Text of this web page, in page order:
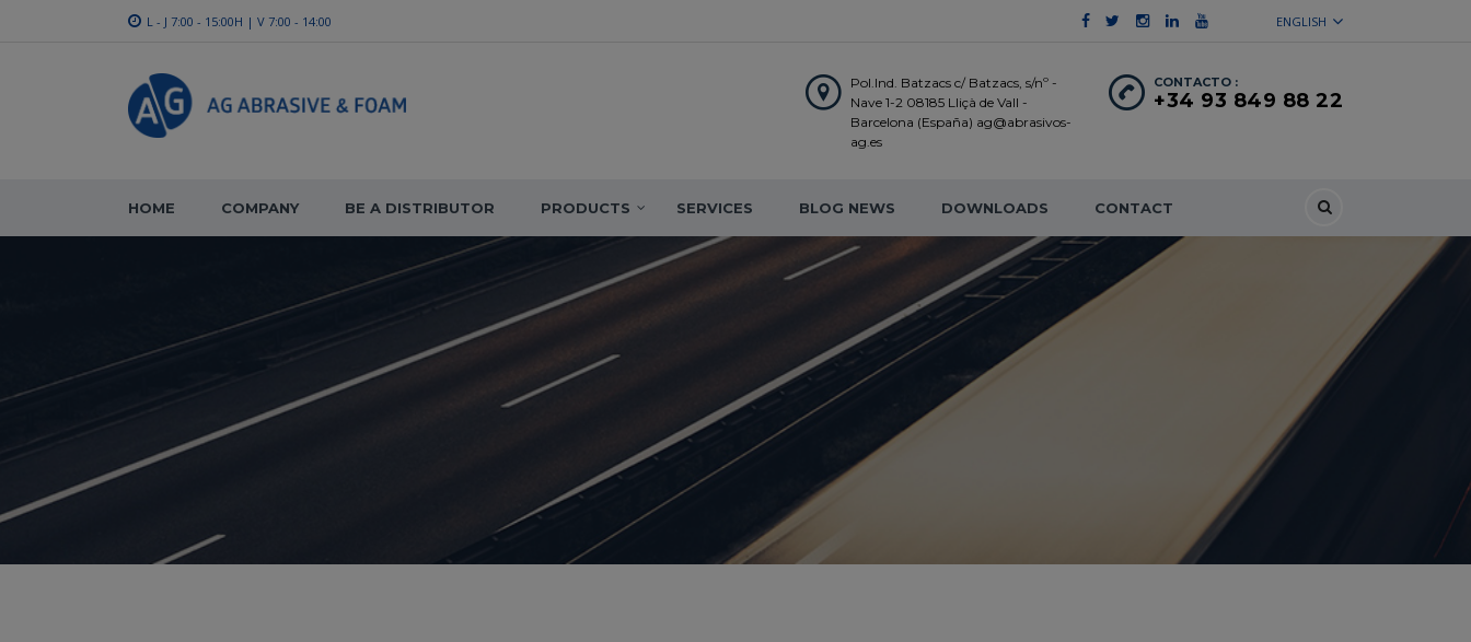
ENGLISH
L - J 7:00 - 15:00H | V 7:00 - 14:00
CONTACTO :
+34 93 849 88 22
Pol.Ind. Batzacs c/ Batzacs, s/nº -
Nave 1-2 08185 Lliçà de Vall -
Barcelona (España) ag@abrasivos-
ag.es
HOME COMPANY BE A DISTRIBUTOR PRODUCTS SERVICES BLOG NEWS DOWNLOADS CONTACT